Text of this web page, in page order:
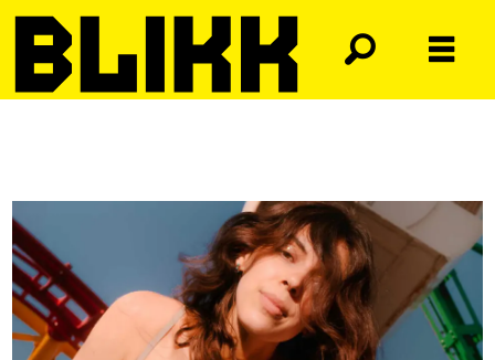
julie
byrne